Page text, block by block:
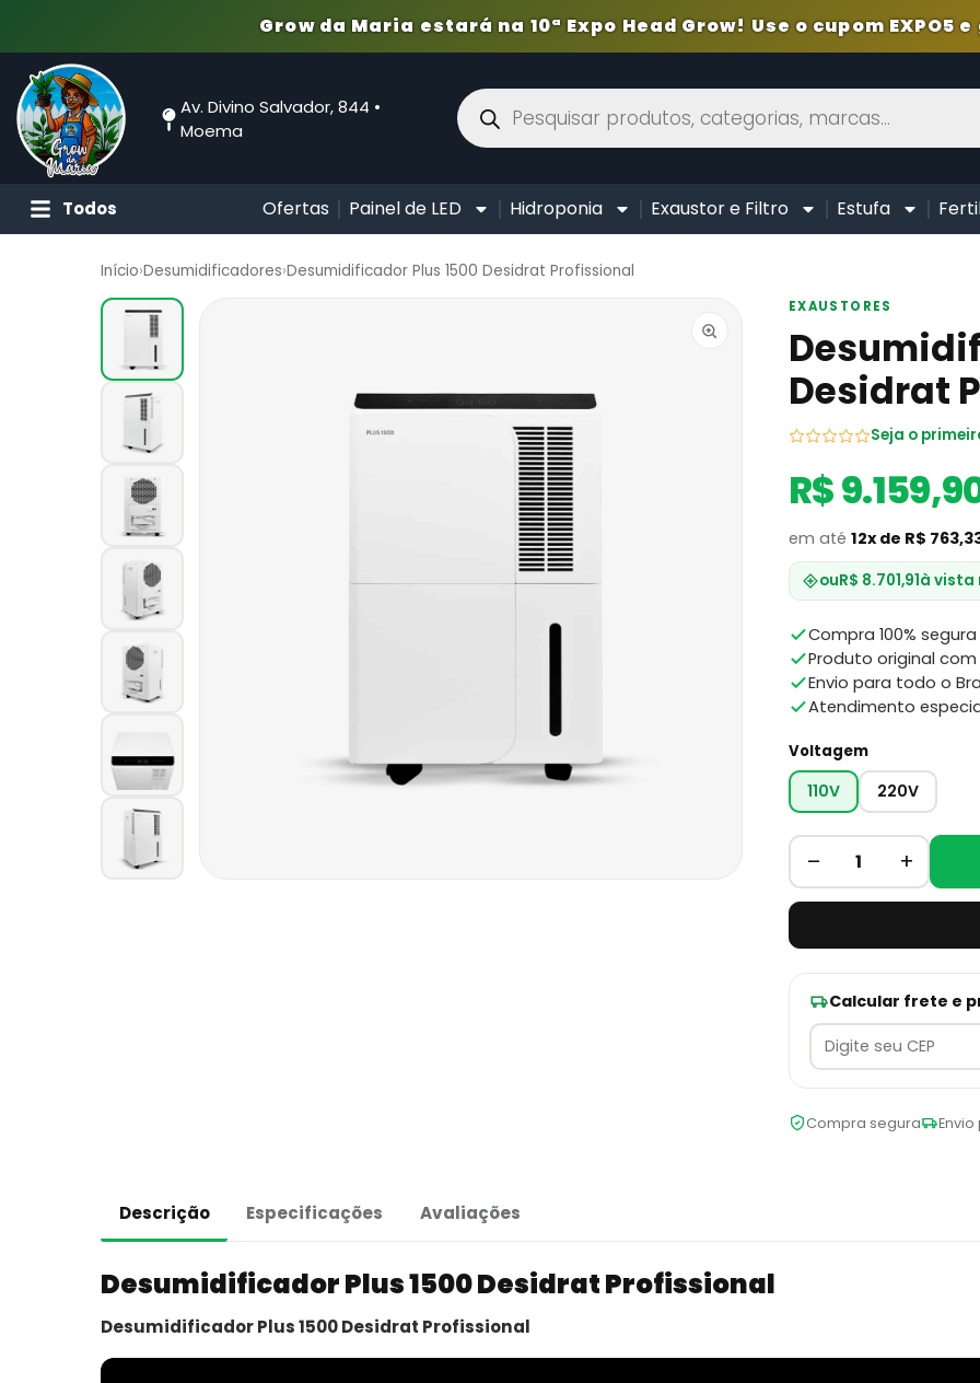
Grow da Maria estará na 10ª Expo Head Grow! Use o cupom EXPO5
Av. Divino Salvador, 844 •
Moema
Todos Ofertas Painel de LED Hidroponia Exaustor e Filtro Estufa
Início›Desumidificadores›Desumidificador Plus 1500 Desidrat Profissional
EXAUSTORES
Desidrat
Seja o
R$
em até 12x de R$
ouR$ 8.701,91à vista
Compra 100%
Produto original
Envio para todo o
Atendimento
Voltagem
110V 220V
– 1 +
Calcular frete e
Compra segura
Descrição Especificações Avaliações
Desumidificador Plus 1500 Desidrat Profissional
Desumidificador Plus 1500 Desidrat Profissional